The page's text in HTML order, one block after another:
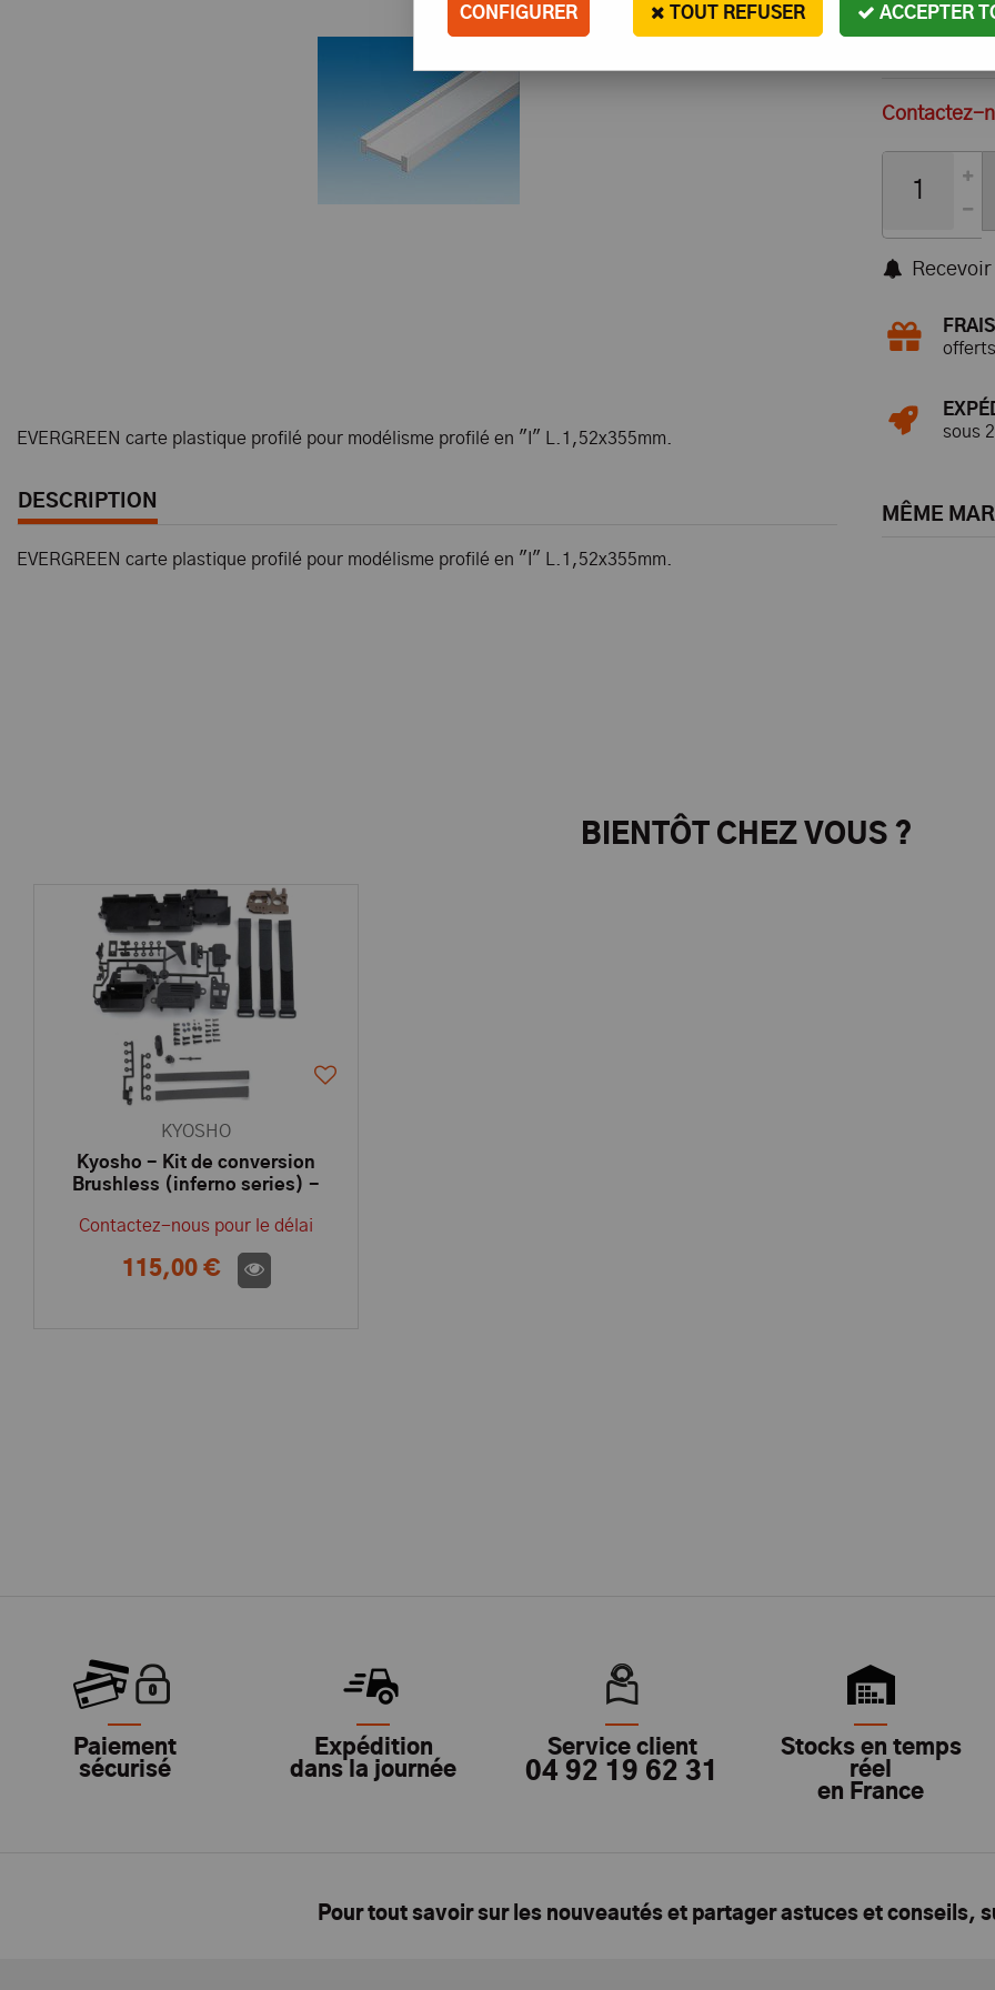
Contactez-
sous
MÊME
EVERGREEN carte plastique profilé pour modélisme profilé en "I" L.1,52x355mm.
DESCRIPTION
EVERGREEN carte plastique profilé pour modélisme profilé en "I" L.1,52x355mm.
BIENTÔT CHEZ VOUS ?
KYOSHO
Kyosho - Kit de conversion
Brushless (inferno series) -
KYOSHO
Contactez-nous pour le délai
115,00 €
Paiement
sécurisé
Expédition
dans la journée
Service client
04 92 19 62 31
Stocks en temps
réel
en France
Pour tout savoir sur les nouveautés et partager astuces et conseils,
CONFIGURER TOUT REFUSER ACCEPTER